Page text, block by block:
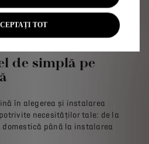
de simplă pe
în alegerea și instalarea
necesităților tale: de la
până la instalarea
TOT